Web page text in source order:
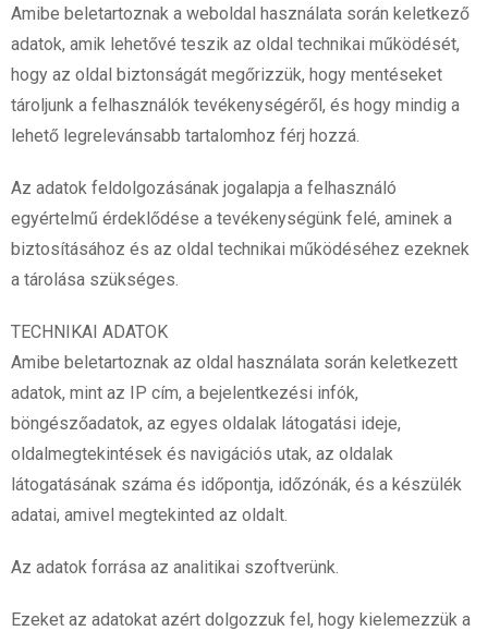
Amibe beletartoznak a weboldal használata során keletkező
adatok, amik lehetővé teszik az oldal technikai működését,
hogy az oldal biztonságát megőrizzük, hogy mentéseket
tároljunk a felhasználók tevékenységéről, és hogy mindig a
lehető legrelevánsabb tartalomhoz férj hozzá.
Az adatok feldolgozásának jogalapja a felhasználó
egyértelmű érdeklődése a tevékenységünk felé, aminek a
biztosításához és az oldal technikai működéséhez ezeknek
a tárolása szükséges.
TECHNIKAI ADATOK
Amibe beletartoznak az oldal használata során keletkezett
adatok, mint az IP cím, a bejelentkezési infók,
böngészőadatok, az egyes oldalak látogatási ideje,
oldalmegtekintések és navigációs utak, az oldalak
látogatásának száma és időpontja, időzónák, és a készülék
adatai, amivel megtekinted az oldalt.
Az adatok forrása az analitikai szoftverünk.
Ezeket az adatokat azért dolgozzuk fel, hogy kielemezzük a